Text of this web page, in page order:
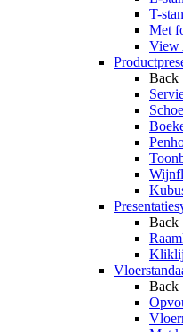
T-
Met
View
Back
Back
Back